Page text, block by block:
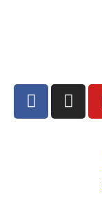
F
a
I
n